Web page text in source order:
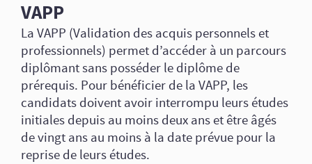
VAPP
La VAPP (Validation des acquis personnels et
professionnels) permet d’accéder à un parcours
diplômant sans posséder le diplôme de
prérequis. Pour bénéficier de la VAPP, les
candidats doivent avoir interrompu leurs études
initiales depuis au moins deux ans et être âgés
de vingt ans au moins à la date prévue pour la
reprise de leurs études.